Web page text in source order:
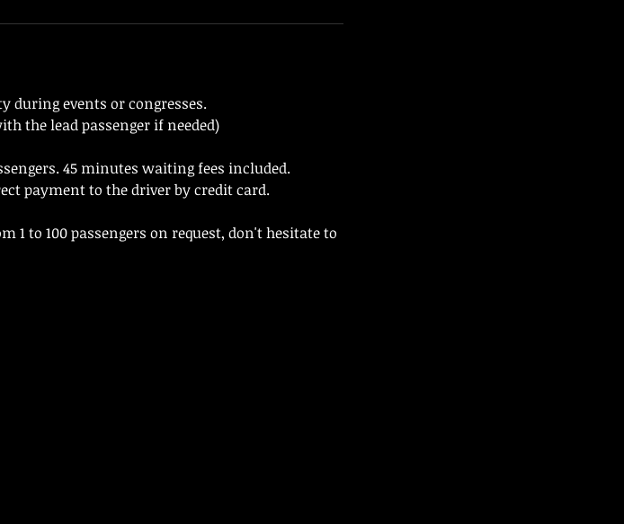
during events or congresses.
the lead passenger if needed)
45 minutes waiting fees included.
payment to the driver by credit card.
to 100 passengers on request, don't hesitate to